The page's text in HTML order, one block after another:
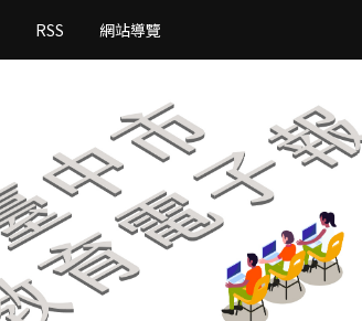
RSS 網站導覽